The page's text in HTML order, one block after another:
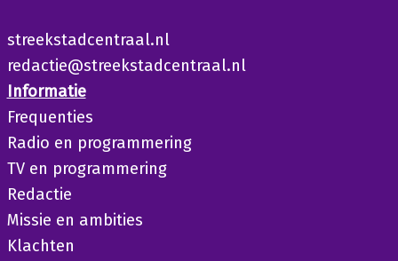
streekstadcentraal.nl
redactie@streekstadcentraal.nl
Informatie
Frequenties
Radio en programmering
TV en programmering
Redactie
Missie en ambities
Klachten